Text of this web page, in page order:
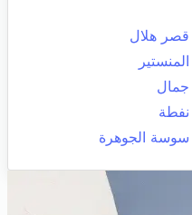
قصر هلال
المنستير
جمال
نفطة
سوسة الجوهرة